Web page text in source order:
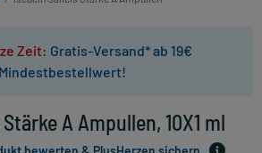
Zeit: Gratis-Versand* ab 19€
Mindestbestellwert!
A Ampullen, 10X1 ml